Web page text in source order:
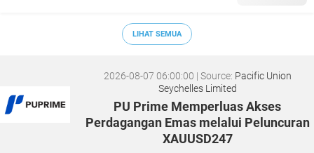
LIHAT SEMUA
2026-08-07 06:00:00 | Source: Pacific Union
Seychelles Limited
PU Prime Memperluas Akses
Perdagangan Emas melalui Peluncuran
XAUUSD247